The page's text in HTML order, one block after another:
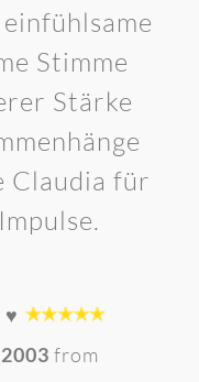
Stimme
Stärke
Claudia für
♥️
from